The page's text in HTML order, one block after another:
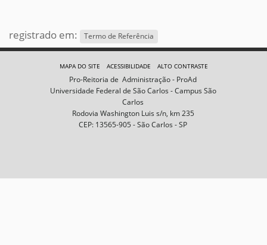
registrado em: Termo de Referência
MAPA DO SITE ACESSIBILIDADE ALTO CONTRASTE
Pro-Reitoria de Administração - ProAd
Universidade Federal de São Carlos - Campus São
Carlos
Rodovia Washington Luis s/n, km 235
CEP: 13565-905 - São Carlos - SP